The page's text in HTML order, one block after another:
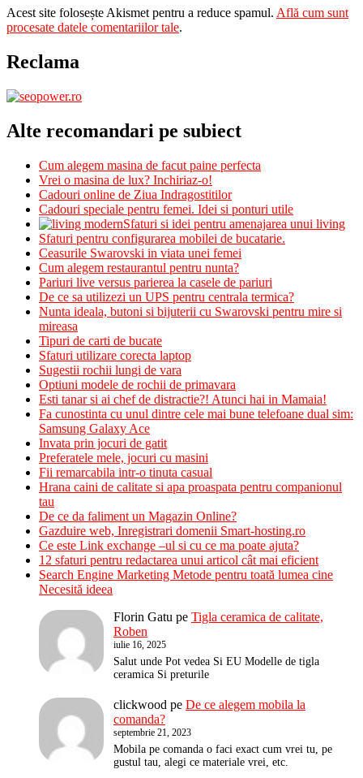
Acest site folosește Akismet pentru a reduce spamul. Află cum sunt
procesate datele comentariilor tale.
Reclama
Alte recomandari pe subiect
Cum alegem masina de facut paine perfecta
Vrei o masina de lux? Inchiriaz-o!
Cadouri online de Ziua Indragostitilor
Cadouri speciale pentru femei. Idei si ponturi utile
Sfaturi si idei pentru amenajarea unui living
Sfaturi pentru configurarea mobilei de bucatarie.
Ceasurile Swarovski in viata unei femei
Cum alegem restaurantul pentru nunta?
Pariuri live versus parierea la casele de pariuri
De ce sa utilizezi un UPS pentru centrala termica?
Nunta ideala, butoni si bijuterii cu Swarovski pentru mire si
mireasa
Tipuri de carti de bucate
Sfaturi utilizare corecta laptop
Sugestii rochii lungi de vara
Optiuni modele de rochii de primavara
Esti tanar si ai chef de distractie?! Atunci hai in Mamaia!
Fa cunostinta cu unul dintre cele mai bune telefoane dual sim:
Samsung Galaxy Ace
Invata prin jocuri de gatit
Preferatele mele, jocuri cu masini
Fii remarcabila intr-o tinuta casual
Hrana caini de calitate si apa proaspata pentru companionul
tau
De ce da faliment un Magazin Online?
Gazduire web, Inregistrari domenii Smart-hosting.ro
Ce este Link exchange –ul si cu ce ma poate ajuta?
12 sfaturi pentru redactarea unui articol cât mai eficient
Search Engine Marketing Metode pentru toată lumea cine
Necesită ideea
Florin Gatu pe Tigla ceramica de calitate,
Roben
iulie 16, 2025
Salut unde Pot vedea Si EU Modelle de tigla
ceramica Si preturile
clickwood pe De ce alegem mobila la
comanda?
septembrie 21, 2023
Mobila pe comanda o faci exact cum vrei tu, pe
gustul tau, alegi ce materiale vrei, etc.